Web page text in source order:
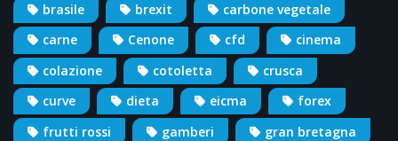
brasile
brexit
carbone vegetale
carne
Cenone cfd
cinema
colazione
cotoletta
crusca
curve
dieta eicma
forex
frutti rossi
gamberi
gran bretagna